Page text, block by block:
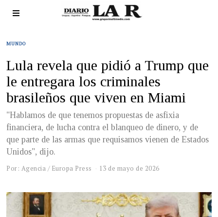
MUNDO
Lula revela que pidió a Trump que
le entregara los criminales
brasileños que viven en Miami
"Hablamos de que tenemos propuestas de asfixia
financiera, de lucha contra el blanqueo de dinero, y de
que parte de las armas que requisamos vienen de Estados
Unidos", dijo.
Por: Agencia / Europa Press 13 de mayo de 2026